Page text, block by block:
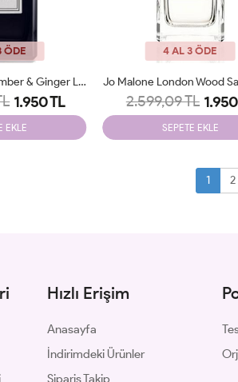
ÖDE
Jo Malone Dark Amber & Ginger Lily Cologne Intense 100ml Tester
1.950 TL
EKLE
4 AL 3 ÖDE
2.599,09 TL
SEPETE EKLE
1 2
Hızlı Erişim
Anasayfa
İndirimdeki Ürünler
Sipariş Takip